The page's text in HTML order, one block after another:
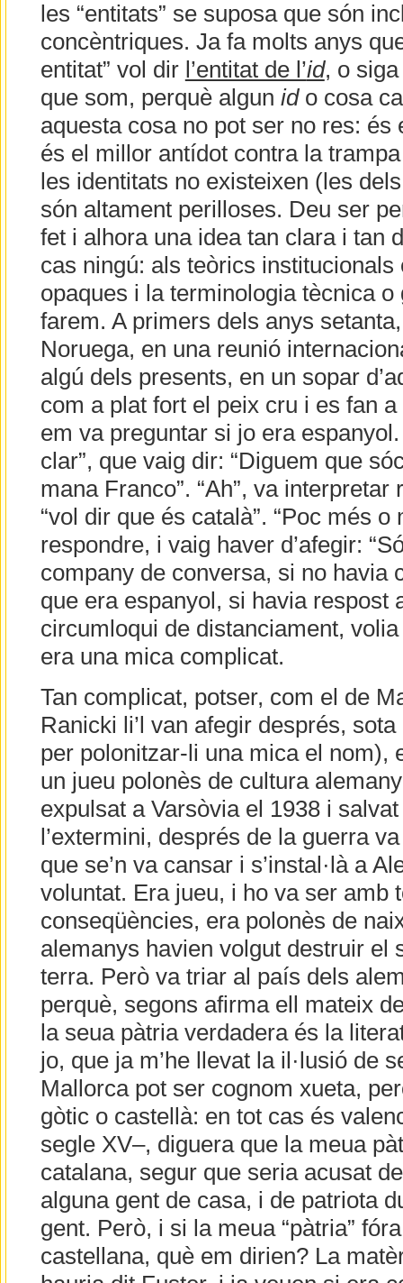
les “entitats” se suposa que són
concèntriques. Ja fa molts anys
entitat” vol dir l’entitat de l’id, o siga
que som, perquè algun ido cosa
aquesta cosa no pot ser no res: és
és el millor antídot contra la
les identitats no existeixen (les
són altament perilloses. Deu ser
fet i alhora una idea tan clara i tan
cas ningú: als teòrics
opaques i la terminologia tècnica o
farem. A primers dels anys
Noruega, en una reunió
algú dels presents, en un sopar
com a plat fort el peix cru i es fan
em va preguntar si jo era
clar”, que vaig dir: “Diguem que
mana Franco”. “Ah”, va interpretar
“vol dir que és català”. “Poc més o
respondre, i vaig haver d’afegir:
company de conversa, si no havia
que era espanyol, si havia respost
circumloqui de distanciament, volia
era una mica complicat.
Tan complicat, potser, com el de
Ranicki li’l van afegir després,
per polonitzar-li una mica el nom),
un jueu polonès de cultura
expulsat a Varsòvia el 1938 i
l’extermini, després de la guerra
que se’n va cansar i s’instal·là a
voluntat. Era jueu, i ho va ser amb
conseqüències, era polonès de
alemanys havien volgut destruir el
terra. Però va triar al país dels
perquè, segons afirma ell mateix
la seua pàtria verdadera és la
jo, que ja m’he llevat la il·lusió de
Mallorca pot ser cognom xueta,
gòtic o castellà: en tot cas és
segle XV–, diguera que la meua
catalana, segur que seria acusat
alguna gent de casa, i de patriota
gent. Però, i si la meua “pàtria”
castellana, què em dirien? La